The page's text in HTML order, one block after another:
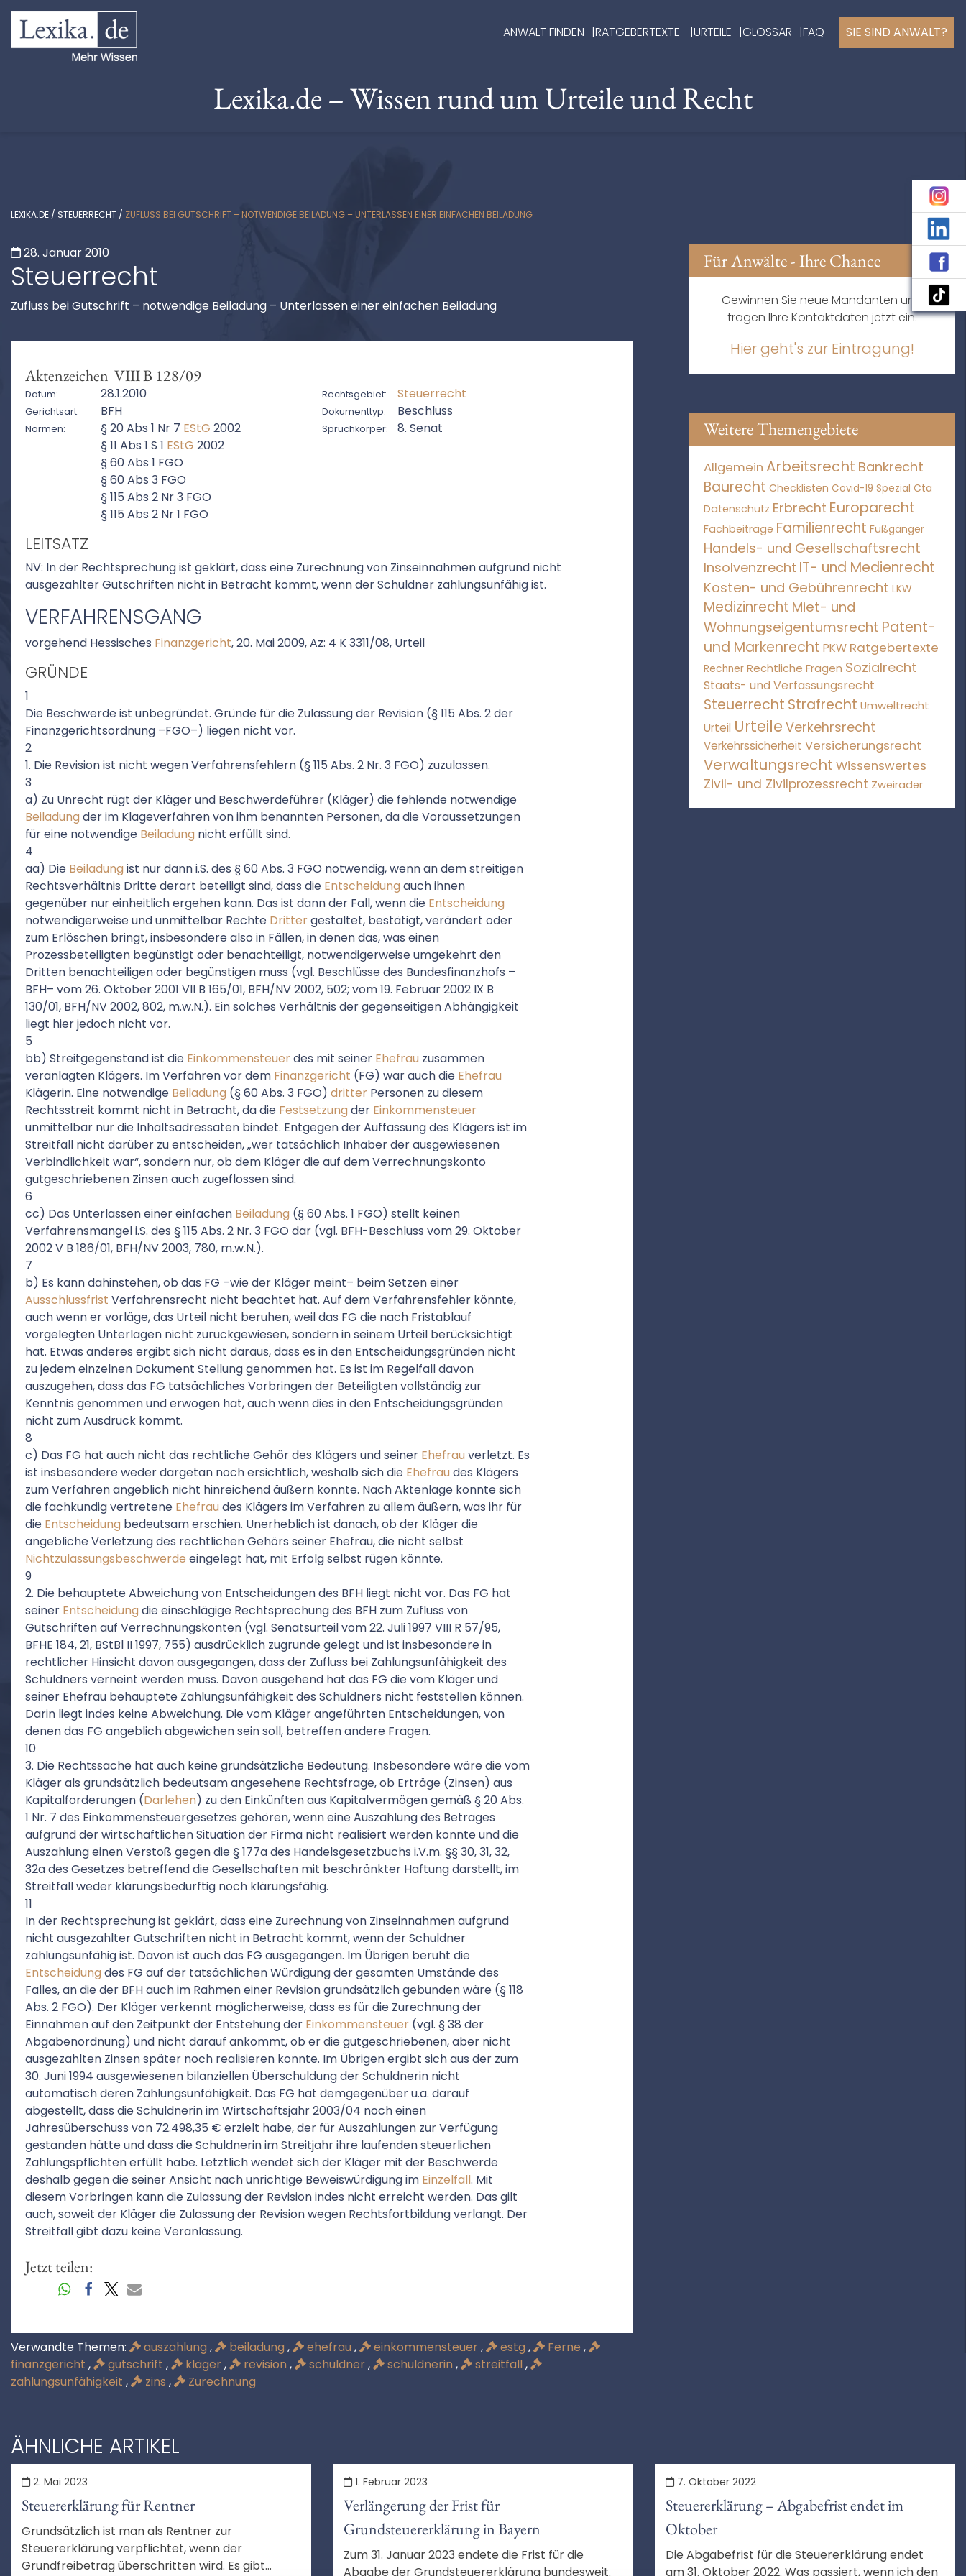
ANWALT FINDEN RATGEBERTEXTE URTEILE GLOSSAR FAQ SIE SIND ANWALT?
Lexika.de – Wissen rund um Urteile und Recht
LEXIKA.DE / STEUERRECHT / ZUFLUSS BEI GUTSCHRIFT – NOTWENDIGE BEILADUNG – UNTERLASSEN EINER EINFACHEN BEILADUNG
28. Januar 2010
Steuerrecht
Zufluss bei Gutschrift – notwendige Beiladung – Unterlassen einer einfachen Beiladung
Aktenzeichen VIII B 128/09
Datum: 28.1.2010 Rechtsgebiet: Steuerrecht
Gerichtsart: BFH Dokumenttyp: Beschluss
Normen: § 20 Abs 1 Nr 7 EStG 2002
§ 11 Abs 1 S 1 EStG 2002
§ 60 Abs 1 FGO
§ 60 Abs 3 FGO
§ 115 Abs 2 Nr 3 FGO
§ 115 Abs 2 Nr 1 FGO
Spruchkörper: 8. Senat
LEITSATZ
NV: In der Rechtsprechung ist geklärt, dass eine Zurechnung von Zinseinnahmen aufgrund nicht
ausgezahlter Gutschriften nicht in Betracht kommt, wenn der Schuldner zahlungsunfähig ist.
VERFAHRENSGANG
vorgehend Hessisches Finanzgericht, 20. Mai 2009, Az: 4 K 3311/08, Urteil
GRÜNDE
1
Die Beschwerde ist unbegründet. Gründe für die Zulassung der Revision (§ 115 Abs. 2 der
Finanzgerichtsordnung –FGO–) liegen nicht vor.
2
1. Die Revision ist nicht wegen Verfahrensfehlern (§ 115 Abs. 2 Nr. 3 FGO) zuzulassen.
3
a) Zu Unrecht rügt der Kläger und Beschwerdeführer (Kläger) die fehlende notwendige
Beiladung der im Klageverfahren von ihm benannten Personen, da die Voraussetzungen
für eine notwendige Beiladung nicht erfüllt sind.
4
aa) Die Beiladung ist nur dann i.S. des § 60 Abs. 3 FGO notwendig, wenn an dem streitigen
Rechtsverhältnis Dritte derart beteiligt sind, dass die Entscheidung auch ihnen
gegenüber nur einheitlich ergehen kann. Das ist dann der Fall, wenn die Entscheidung
notwendigerweise und unmittelbar Rechte Drittergestaltet, bestätigt, verändert oder
zum Erlöschen bringt, insbesondere also in Fällen, in denen das, was einen
Prozessbeteiligten begünstigt oder benachteiligt, notwendigerweise umgekehrt den
Dritten benachteiligen oder begünstigen muss (vgl. Beschlüsse des Bundesfinanzhofs –
BFH– vom 26. Oktober 2001 VII B 165/01, BFH/NV 2002, 502; vom 19. Februar 2002 IX B
130/01, BFH/NV 2002, 802, m.w.N.). Ein solches Verhältnis der gegenseitigen Abhängigkeit
liegt hier jedoch nicht vor.
5
bb) Streitgegenstand ist die Einkommensteuerdes mit seiner Ehefrau zusammen
veranlagten Klägers. Im Verfahren vor dem Finanzgericht (FG) war auch die Ehefrau
Klägerin. Eine notwendige Beiladung (§ 60 Abs. 3 FGO) dritter Personen zu diesem
Rechtsstreit kommt nicht in Betracht, da die Festsetzung der Einkommensteuer
unmittelbar nur die Inhaltsadressaten bindet. Entgegen der Auffassung des Klägers ist im
Streitfall nicht darüber zu entscheiden, „wer tatsächlich Inhaber der ausgewiesenen
Verbindlichkeit war“, sondern nur, ob dem Kläger die auf dem Verrechnungskonto
gutgeschriebenen Zinsen auch zugeflossen sind.
6
cc) Das Unterlassen einer einfachen Beiladung (§ 60 Abs. 1 FGO) stellt keinen
Verfahrensmangel i.S. des § 115 Abs. 2 Nr. 3 FGO dar (vgl. BFH-Beschluss vom 29. Oktober
2002 V B 186/01, BFH/NV 2003, 780, m.w.N.).
7
b) Es kann dahinstehen, ob das FG –wie der Kläger meint– beim Setzen einer
Ausschlussfrist Verfahrensrecht nicht beachtet hat. Auf dem Verfahrensfehler könnte,
auch wenn er vorläge, das Urteil nicht beruhen, weil das FG die nach Fristablauf
vorgelegten Unterlagen nicht zurückgewiesen, sondern in seinem Urteil berücksichtigt
hat. Etwas anderes ergibt sich nicht daraus, dass es in den Entscheidungsgründen nicht
zu jedem einzelnen Dokument Stellung genommen hat. Es ist im Regelfall davon
auszugehen, dass das FG tatsächliches Vorbringen der Beteiligten vollständig zur
Kenntnis genommen und erwogen hat, auch wenn dies in den Entscheidungsgründen
nicht zum Ausdruck kommt.
8
c) Das FG hat auch nicht das rechtliche Gehör des Klägers und seiner Ehefrau verletzt. Es
ist insbesondere weder dargetan noch ersichtlich, weshalb sich die Ehefrau des Klägers
zum Verfahren angeblich nicht hinreichend äußern konnte. Nach Aktenlage konnte sich
die fachkundig vertretene Ehefrau des Klägers im Verfahren zu allem äußern, was ihr für
die Entscheidung bedeutsam erschien. Unerheblich ist danach, ob der Kläger die
angebliche Verletzung des rechtlichen Gehörs seiner Ehefrau, die nicht selbst
Nichtzulassungsbeschwerde eingelegt hat, mit Erfolg selbst rügen könnte.
9
2. Die behauptete Abweichung von Entscheidungen des BFH liegt nicht vor. Das FG hat
seiner Entscheidung die einschlägige Rechtsprechung des BFH zum Zufluss von
Gutschriften auf Verrechnungskonten (vgl. Senatsurteil vom 22. Juli 1997 VIII R 57/95,
BFHE 184, 21, BStBl II 1997, 755) ausdrücklich zugrunde gelegt und ist insbesondere in
rechtlicher Hinsicht davon ausgegangen, dass der Zufluss bei Zahlungsunfähigkeit des
Schuldners verneint werden muss. Davon ausgehend hat das FG die vom Kläger und
seiner Ehefrau behauptete Zahlungsunfähigkeit des Schuldners nicht feststellen können.
Darin liegt indes keine Abweichung. Die vom Kläger angeführten Entscheidungen, von
denen das FG angeblich abgewichen sein soll, betreffen andere Fragen.
10
3. Die Rechtssache hat auch keine grundsätzliche Bedeutung. Insbesondere wäre die vom
Kläger als grundsätzlich bedeutsam angesehene Rechtsfrage, ob Erträge (Zinsen) aus
Kapitalforderungen (Darlehen) zu den Einkünften aus Kapitalvermögen gemäß § 20 Abs.
1 Nr. 7 des Einkommensteuergesetzes gehören, wenn eine Auszahlung des Betrages
aufgrund der wirtschaftlichen Situation der Firma nicht realisiert werden konnte und die
Auszahlung einen Verstoß gegen die § 177a des Handelsgesetzbuchs i.V.m. §§ 30, 31, 32,
32a des Gesetzes betreffend die Gesellschaften mit beschränkter Haftung darstellt, im
Streitfall weder klärungsbedürftig noch klärungsfähig.
11
In der Rechtsprechung ist geklärt, dass eine Zurechnung von Zinseinnahmen aufgrund
nicht ausgezahlter Gutschriften nicht in Betracht kommt, wenn der Schuldner
zahlungsunfähig ist. Davon ist auch das FG ausgegangen. Im Übrigen beruht die
Entscheidung des FG auf der tatsächlichen Würdigung der gesamten Umstände des
Falles, an die der BFH auch im Rahmen einer Revision grundsätzlich gebunden wäre (§ 118
Abs. 2 FGO). Der Kläger verkennt möglicherweise, dass es für die Zurechnung der
Einnahmen auf den Zeitpunkt der Entstehung der Einkommensteuer (vgl. § 38 der
Abgabenordnung) und nicht darauf ankommt, ob er die gutgeschriebenen, aber nicht
ausgezahlten Zinsen später noch realisieren konnte. Im Übrigen ergibt sich aus der zum
30. Juni 1994 ausgewiesenen bilanziellen Überschuldung der Schuldnerin nicht
automatisch deren Zahlungsunfähigkeit. Das FG hat demgegenüber u.a. darauf
abgestellt, dass die Schuldnerin im Wirtschaftsjahr 2003/04 noch einen
Jahresüberschuss von 72.498,35 € erzielt habe, der für Auszahlungen zur Verfügung
gestanden hätte und dass die Schuldnerin im Streitjahr ihre laufenden steuerlichen
Zahlungspflichten erfüllt habe. Letztlich wendet sich der Kläger mit der Beschwerde
deshalb gegen die seiner Ansicht nach unrichtige Beweiswürdigung im Einzelfall. Mit
diesem Vorbringen kann die Zulassung der Revision indes nicht erreicht werden. Das gilt
auch, soweit der Kläger die Zulassung der Revision wegen Rechtsfortbildung verlangt. Der
Streitfall gibt dazu keine Veranlassung.
Jetzt teilen:
Verwandte Themen: auszahlung , beiladung , ehefrau , einkommensteuer, estg , Ferne ,
finanzgericht , gutschrift , kläger, revision , schuldner, schuldnerin , streitfall ,
zahlungsunfähigkeit , zins , Zurechnung
Für Anwälte - Ihre Chance
Gewinnen Sie neue Mandanten und
tragen Ihre Kontaktdaten jetzt ein.
Hier geht's zur Eintragung!
Weitere Themengebiete
Allgemein Arbeitsrecht Bankrecht
Baurecht Checklisten Covid-19 Spezial Cta
Datenschutz Erbrecht Europarecht
Fachbeiträge Familienrecht Fußgänger
Handels- und Gesellschaftsrecht
Insolvenzrecht IT- und Medienrecht
Kosten- und Gebührenrecht LKW
Medizinrecht Miet- und
Wohnungseigentumsrecht Patent-
und Markenrecht PKW Ratgebertexte
Rechner Rechtliche Fragen Sozialrecht
Staats- und Verfassungsrecht
Steuerrecht Strafrecht Umweltrecht
Urteil Urteile Verkehrsrecht
Verkehrssicherheit Versicherungsrecht
Verwaltungsrecht Wissenswertes
Zivil- und Zivilprozessrecht Zweiräder
ÄHNLICHE ARTIKEL
2. Mai 2023
Steuererklärung für Rentner
Grundsätzlich ist man als Rentner zur
Steuererklärung verpflichtet, wenn der
Grundfreibetrag überschritten wird. Es gibt
1. Februar 2023
Verlängerung der Frist für
Grundsteuererklärung in Bayern
Zum 31. Januar 2023 endete die Frist für die
Abgabe der Grundsteuererklärung bundesweit.
7. Oktober 2022
Steuererklärung – Abgabefrist endet im
Oktober
Die Abgabefrist für die Steuererklärung endet
am 31. Oktober 2022. Was passiert, wenn ich den